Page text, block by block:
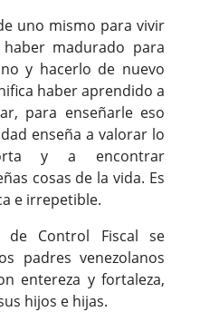
uno mismo para vivir
madurado para
y hacerlo de nuevo
haber aprendido a
para enseñarle eso
enseña a valorar lo
y a encontrar
cosas de la vida. Es
e irrepetible.
de Control Fiscal se
padres venezolanos
entereza y fortaleza,
hijos e hijas.